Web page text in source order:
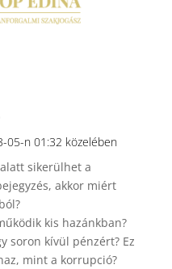
05-n 01:32 közelében
sikerülhet a
akkor miért
kis hazánkban?
soron kívül pénzért? Ez
mint a korrupció?